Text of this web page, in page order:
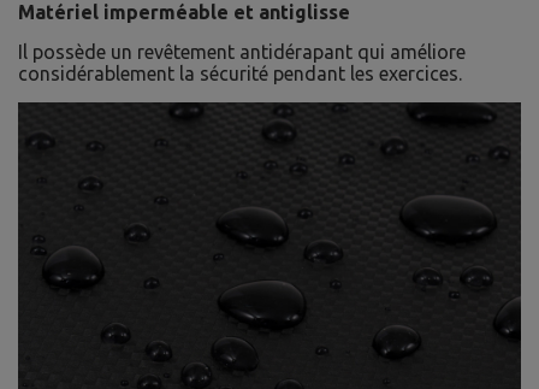
Matériel imperméable et antiglisse
Il possède un revêtement antidérapant qui améliore
considérablement la sécurité pendant les exercices.